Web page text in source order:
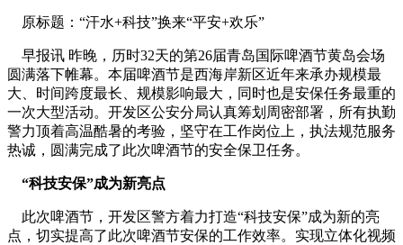
原标题：“汗水+科技”换来“平安+欢乐”
早报讯 昨晚，历时32天的第26届青岛国际啤酒节黄岛会场
圆满落下帷幕。本届啤酒节是西海岸新区近年来承办规模最
大、时间跨度最长、规模影响最大，同时也是安保任务最重的
一次大型活动。开发区公安分局认真筹划周密部署，所有执勤
警力顶着高温酷暑的考验，坚守在工作岗位上，执法规范服务
热诚，圆满完成了此次啤酒节的安全保卫任务。
“科技安保”成为新亮点
此次啤酒节，开发区警方着力打造“科技安保”成为新的亮
点，切实提高了此次啤酒节安保的工作效率。实现立体化视频